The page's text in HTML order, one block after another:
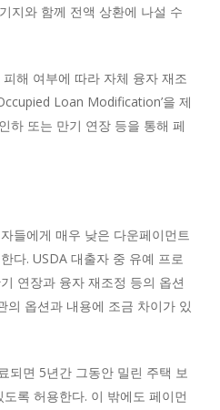
지와 함께 전액 상환에 나설 수
해 여부에 따라 자체 융자 재조
Loan Modification’을 제
하 또는 만기 연장 등을 통해 페
들에게 매우 낮은 다운페이먼트
다. USDA 대출자 중 유예 프로
연장과 융자 재조정 등의 옵션
의 옵션과 내용에 조금 차이가 있
되면 5년간 그동안 밀린 주택 보
록 허용한다. 이 밖에도 페이먼